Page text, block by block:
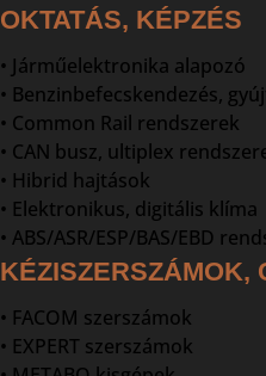
OKTATÁS, KÉPZÉS
• Járműelektronika alapozó
• Benzinbefecskendezés,
• Common Rail rendszerek
• CAN busz, ultiplex
• Hibrid hajtások
• Elektronikus, digitális klíma
• ABS/ASR/ESP/BAS/EBD
KÉZISZERSZÁMOK,
• FACOM szerszámok
• EXPERT szerszámok